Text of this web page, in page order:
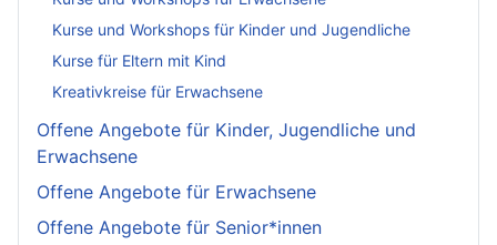
Kurse und Workshops für Kinder und Jugendliche
Kurse für Eltern mit Kind
Kreativkreise für Erwachsene
Offene Angebote für Kinder, Jugendliche und
Erwachsene
Offene Angebote für Erwachsene
Offene Angebote für Senior*innen